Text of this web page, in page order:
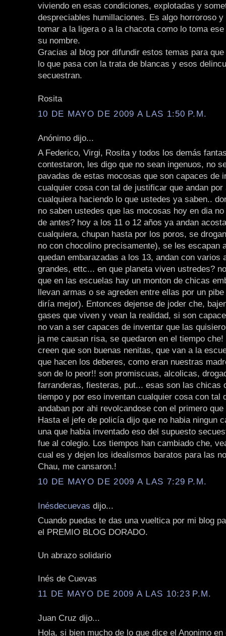
viviendo en esas condiciones, explotadas y
despreciables humillaciones. Es algo horroroso y
tomar a la ligera o a la chacota como lo toma
su nombre.
Gracias al blog por difundir estos temas para
lo que pasa con la trata de blancas y esos
secuestran.
Rosita
10 DE MAYO DE 2009 A LAS 1:50 P.M.
Anónimo dijo...
A Federico, Virgi, Rosita y todos los demás
contestaron, les digo que no sean ingenuos, no
pavadas de estas mocosas que son capaces de
cualquier cosa con tal de justificar que andan por
cualquiera haciendo lo que ustedes ya saben..
no saben ustedes que las mocosas hoy en dia
de antes? hoy a los 11 o 12 años ya andan
cualquiera, chupan hasta por los poros, se
no con chocolino precisamente), se les escapan
quedan embarazadas a los 13, andan con varios
grandes, ettc... en que planeta viven ustredes?
que en las escuelas hay un monton de chicas
llevan armas o se agreden entre ellas por un
diría mejor). Entonces dejense de joder che,
gases que viven y vean la realidad, si son
no van a ser capaces de inventar que las
ja me causan risa, se quedaron en el tiempo
creen que son buenas nenitas, que van a la
que hacen los deberes, como eran nuestras
son de lo peor!! son promiscuas, alcolicas,
farranderas, fiesteras, put... esas son las chicas
tiempo y por eso inventan cualquier cosa con tal
andaban por ahi revolcandose con el primero
Hasta el jefe de policía dijo que no habia ningun
una que habia inventado eso del supuesto
fue al colegio. Los tiempos han cambiado che,
cual es y dejen los idealismos baratos para las
Chau, me cansaron.!
10 DE MAYO DE 2009 A LAS 7:29 P.M.
Inésdecuevas dijo...
Cuando puedas te das una vueltica por mi blog
el PREMIO BLOG DORADO.
Un abrazo solidario
Inés de Cuevas
11 DE MAYO DE 2009 A LAS 10:23 P.M.
Juan Cruz dijo...
Hola, si bien mucho de lo que dice el Anonimo